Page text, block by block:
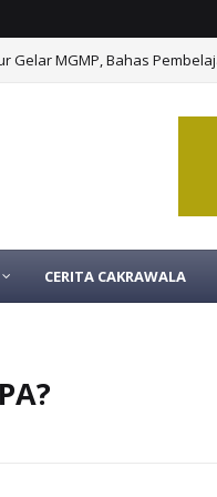
Gelar MGMP, Bahas
CERITA CAKRAWALA